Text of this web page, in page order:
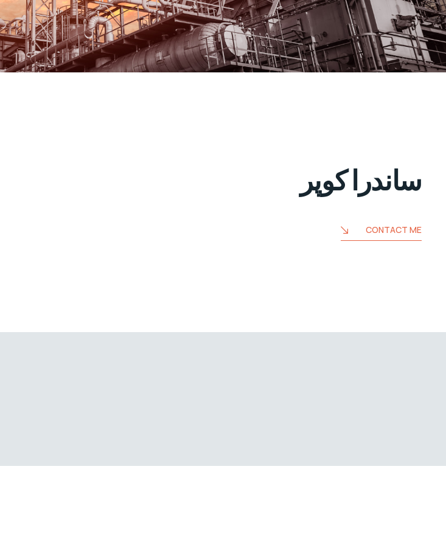
ساندرا کوپر
CONTACT ME